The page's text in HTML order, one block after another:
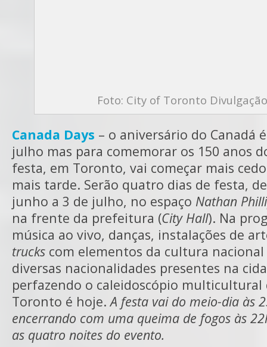
Foto: City of Toronto Divulgação
Canada Days – o aniversário do Canadá
julho mas para comemorar os 150 anos
festa, em Toronto, vai começar mais
mais tarde. Serão quatro dias de festa,
junho a 3 de julho, no espaço Nathan
na frente da prefeitura (City Hall). Na
música ao vivo, danças, instalações de
trucks com elementos da cultura nacional
diversas nacionalidades presentes na
perfazendo o caleidoscópio multicultural
Toronto é hoje.A festa vai do meio-dia às
encerrando com uma queima de fogos às
as quatro noites do evento.